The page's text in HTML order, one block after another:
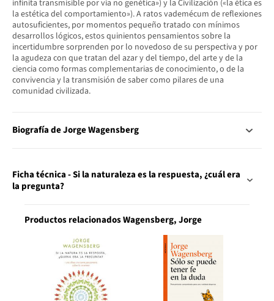
infinita transmisible por vía no genética») y la Civilización («la ética es
la estética del comportamiento»). A ratos vademécum de reflexiones
autosuficientes, por momentos pequeño tratado con mínimos
desarrollos lógicos, estos quinientos pensamientos sobre la
incertidumbre sorprenden por lo novedoso de su perspectiva y por
la agudeza con que tratan del azar y del tiempo, del arte y de la
ciencia como formas complementarias de conocimiento, o de la
convivencia y la transmisión de saber como pilares de una
comunidad civilizada.
Biografía de Jorge Wagensberg
Ficha técnica - Si la naturaleza es la respuesta, ¿cuál era
la pregunta?
Productos relacionados Wagensberg, Jorge